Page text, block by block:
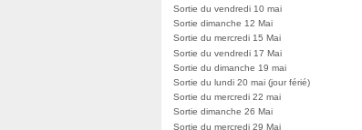
Sortie du vendredi 10 mai
Sortie dimanche 12 Mai
Sortie du mercredi 15 Mai
Sortie du vendredi 17 Mai
Sortie du dimanche 19 mai
Sortie du lundi 20 mai (jour férié)
Sortie du mercredi 22 mai
Sortie dimanche 26 Mai
Sortie du mercredi 29 Mai